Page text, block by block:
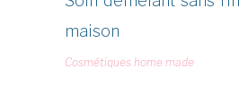
maison
Cosmétiques home made